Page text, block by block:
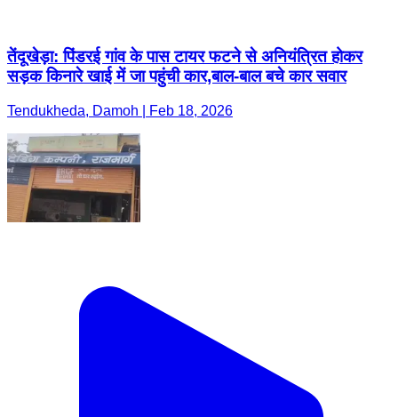
तेंदूखेड़ा: पिंडरई गांव के पास टायर फटने से अनियंत्रित होकर
सड़क किनारे खाई में जा पहुंची कार,बाल-बाल बचे कार सवार
Tendukheda, Damoh | Feb 18, 2026